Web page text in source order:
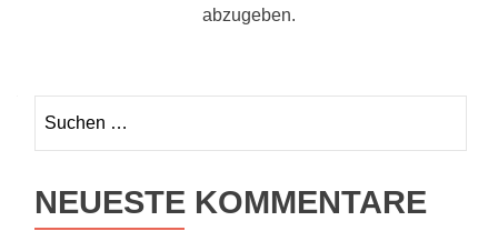
abzugeben.
nach:
NEUESTE KOMMENTARE